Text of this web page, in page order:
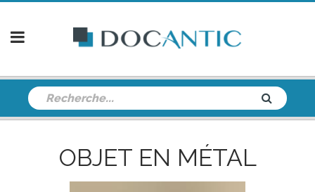
OBJET EN MÉTAL